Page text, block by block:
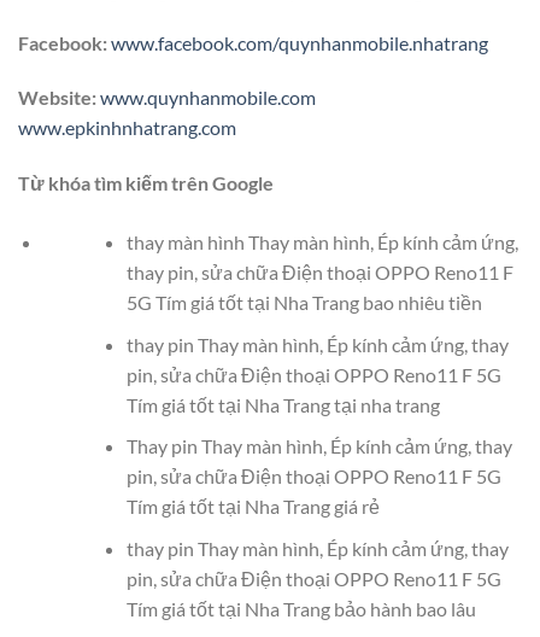
Facebook:www.facebook.com/quynhanmobile.nhatrang
Website:www.quynhanmobile.com
www.epkinhnhatrang.com
Từ khóa tìm kiếm trên Google
thay màn hình Thay màn hình, Ép kính cảm ứng,
thay pin, sửa chữa Điện thoại OPPO Reno11 F
5G Tím giá tốt tại Nha Trang bao nhiêu tiền
thay pin Thay màn hình, Ép kính cảm ứng, thay
pin, sửa chữa Điện thoại OPPO Reno11 F 5G
Tím giá tốt tại Nha Trang tại nha trang
Thay pin Thay màn hình, Ép kính cảm ứng, thay
pin, sửa chữa Điện thoại OPPO Reno11 F 5G
Tím giá tốt tại Nha Trang giá rẻ
thay pin Thay màn hình, Ép kính cảm ứng, thay
pin, sửa chữa Điện thoại OPPO Reno11 F 5G
Tím giá tốt tại Nha Trang bảo hành bao lâu